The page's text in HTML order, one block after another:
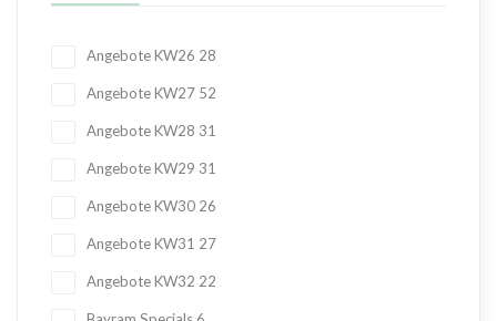
Angebote KW26 28
Angebote KW27 52
Angebote KW28 31
Angebote KW29 31
Angebote KW30 26
Angebote KW31 27
Angebote KW32 22